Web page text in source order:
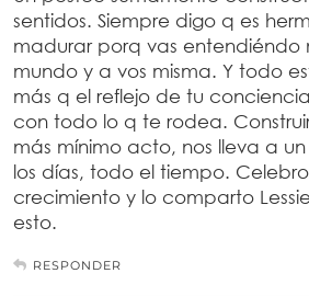
sentidos. Siempre digo q es
madurar porq vas entendiéndo
mundo y a vos misma. Y todo
más q el reflejo de tu
con todo lo q te rodea.
más mínimo acto, nos lleva a
los días, todo el tiempo.
crecimiento y lo comparto
esto.
RESPONDER